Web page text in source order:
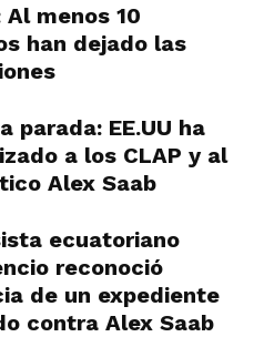
Al menos 10
han dejado las
parada: EE.UU ha
a los CLAP y al
Alex Saab
ecuatoriano
reconoció
de un expediente
contra Alex Saab